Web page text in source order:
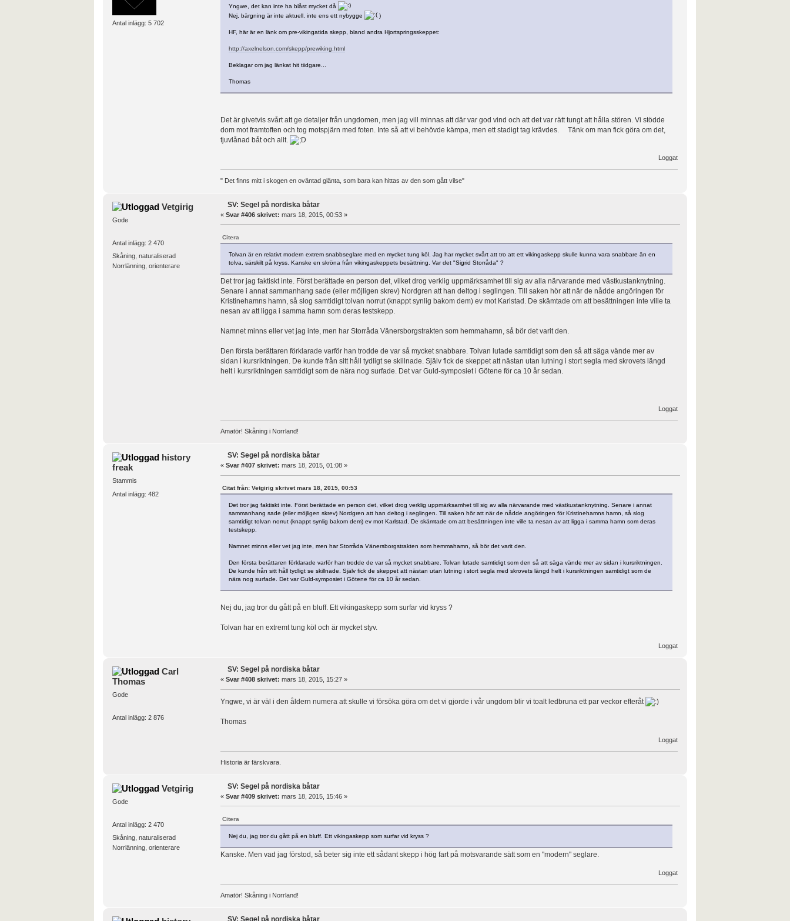
Antal inlägg: 5 702
Yngwe, det kan inte ha blåst mycket då
Nej, bärgning är inte aktuell, inte ens ett nybygge
)
HF, här är en länk om pre-vikingatida skepp, bland andra Hjortspringsskeppet:
http://axelnelson.com/skepp/prewiking.html
Beklagar om jag länkat hit tiidgare...
Thomas
Det är givetvis svårt att ge detaljer från ungdomen, men jag vill minnas att där var god vind och att det var rätt tungt att hålla stören. Vi stödde
dom mot framtoften och tog motspjärn med foten. Inte så att vi behövde kämpa, men ett stadigt tag krävdes. Tänk om man fick göra om det,
tjuvlånad båt och allt.
Loggat
" Det finns mitt i skogen en oväntad glänta, som bara kan hittas av den som gått vilse"
Vetgirig
Gode
Antal inlägg: 2 470
Skåning, naturaliserad
Norrlänning, orienterare
SV: Segel på nordiska båtar
« Svar #406 skrivet: mars 18, 2015, 00:53 »
Citera
Tolvan är en relativt modern extrem snabbseglare med en mycket tung köl. Jag har mycket svårt att tro att ett vikingaskepp skulle kunna vara snabbare än en
tolva, särskilt på kryss. Kanske en skröna från vikingaskeppets besättning. Var det "Sigrid Storråda" ?
Det tror jag faktiskt inte. Först berättade en person det, vilket drog verklig uppmärksamhet till sig av alla närvarande med västkustanknytning.
Senare i annat sammanhang sade (eller möjligen skrev) Nordgren att han deltog i seglingen. Till saken hör att när de nådde angöringen för
Kristinehamns hamn, så slog samtidigt tolvan norrut (knappt synlig bakom dem) ev mot Karlstad. De skämtade om att besättningen inte ville ta
nesan av att ligga i samma hamn som deras testskepp.
Namnet minns eller vet jag inte, men har Storråda Vänersborgstrakten som hemmahamn, så bör det varit den.
Den första berättaren förklarade varför han trodde de var så mycket snabbare. Tolvan lutade samtidigt som den så att säga vände mer av
sidan i kursriktningen. De kunde från sitt håll tydligt se skillnade. Själv fick de skeppet att nästan utan lutning i stort segla med skrovets längd
helt i kursriktningen samtidigt som de nära nog surfade. Det var Guld-symposiet i Götene för ca 10 år sedan.
Loggat
Amatör! Skåning i Norrland!
history
freak
Stammis
Antal inlägg: 482
SV: Segel på nordiska båtar
« Svar #407 skrivet: mars 18, 2015, 01:08 »
Citat från: Vetgirig skrivet mars 18, 2015, 00:53
Det tror jag faktiskt inte. Först berättade en person det, vilket drog verklig uppmärksamhet till sig av alla närvarande med västkustanknytning. Senare i annat
sammanhang sade (eller möjligen skrev) Nordgren att han deltog i seglingen. Till saken hör att när de nådde angöringen för Kristinehamns hamn, så slog
samtidigt tolvan norrut (knappt synlig bakom dem) ev mot Karlstad. De skämtade om att besättningen inte ville ta nesan av att ligga i samma hamn som deras
testskepp.
Namnet minns eller vet jag inte, men har Storråda Vänersborgstrakten som hemmahamn, så bör det varit den.
Den första berättaren förklarade varför han trodde de var så mycket snabbare. Tolvan lutade samtidigt som den så att säga vände mer av sidan i kursriktningen.
De kunde från sitt håll tydligt se skillnade. Själv fick de skeppet att nästan utan lutning i stort segla med skrovets längd helt i kursriktningen samtidigt som de
nära nog surfade. Det var Guld-symposiet i Götene för ca 10 år sedan.
Nej du, jag tror du gått på en bluff. Ett vikingaskepp som surfar vid kryss ?
Tolvan har en extremt tung köl och är mycket styv.
Loggat
Carl
Thomas
Gode
Antal inlägg: 2 876
SV: Segel på nordiska båtar
« Svar #408 skrivet: mars 18, 2015, 15:27 »
Yngwe, vi är väl i den åldern numera att skulle vi försöka göra om det vi gjorde i vår ungdom blir vi toalt ledbruna ett par veckor efteråt
Thomas
Loggat
Historia är färskvara.
Vetgirig
Gode
Antal inlägg: 2 470
Skåning, naturaliserad
Norrlänning, orienterare
SV: Segel på nordiska båtar
« Svar #409 skrivet: mars 18, 2015, 15:46 »
Citera
Nej du, jag tror du gått på en bluff. Ett vikingaskepp som surfar vid kryss ?
Kanske. Men vad jag förstod, så beter sig inte ett sådant skepp i hög fart på motsvarande sätt som en "modern" seglare.
Loggat
Amatör! Skåning i Norrland!
SV: Segel på nordiska båtar